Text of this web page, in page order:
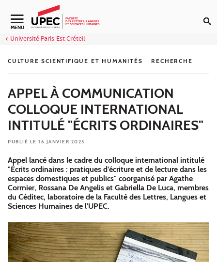
Aller au contenu
Navigation secondaire
MENU
Université Paris-Est Créteil
CULTURE SCIENTIFIQUE ET HUMANITÉS RECHERCHE
APPEL À COMMUNICATION
COLLOQUE INTERNATIONAL
INTITULÉ "ÉCRITS ORDINAIRES"
PUBLIÉ LE 16 JANVIER 2025
Appel lancé dans le cadre du colloque international intitulé
"Écrits ordinaires : pratiques d’écriture et de lecture dans les
espaces domestiques et publics" coorganisé par Agathe
Cormier, Rossana De Angelis et Gabriella De Luca, membres
du Céditec, laboratoire de la Faculté des Lettres, Langues et
Sciences Humaines de l'UPEC.